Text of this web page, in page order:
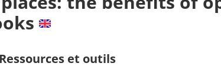
Ressources et outils